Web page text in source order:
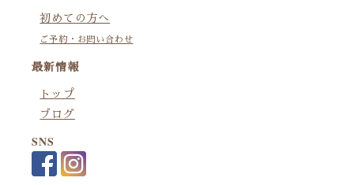
初めての方へ
ご予約・お問い合わせ
最新情報
トップ
ブログ
SNS